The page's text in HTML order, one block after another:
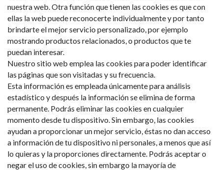
nuestra web. Otra función que tienen las cookies es que con
ellas la web puede reconocerte individualmente y por tanto
brindarte el mejor servicio personalizado, por ejemplo
mostrando productos relacionados, o productos que te
puedan interesar.
Nuestro sitio web emplea las cookies para poder identificar
las páginas que son visitadas y su frecuencia.
Esta información es empleada únicamente para análisis
estadístico y después la información se elimina de forma
permanente. Podrás eliminar las cookies en cualquier
momento desde tu dispositivo. Sin embargo, las cookies
ayudan a proporcionar un mejor servicio, éstas no dan acceso
a información de tu dispositivo ni personales, a menos que así
lo quieras y la proporciones directamente. Podrás aceptar o
negar el uso de cookies, sin embargo la mayoría de